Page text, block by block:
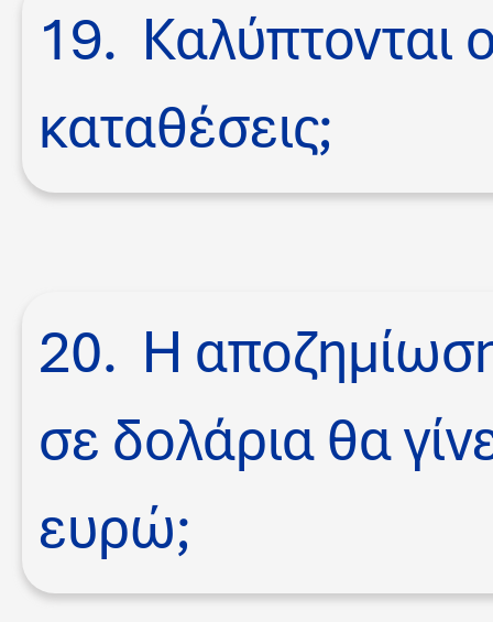
19. Καλύπτονται
καταθέσεις;
20. Η
σε δολάρια θα
ευρώ;